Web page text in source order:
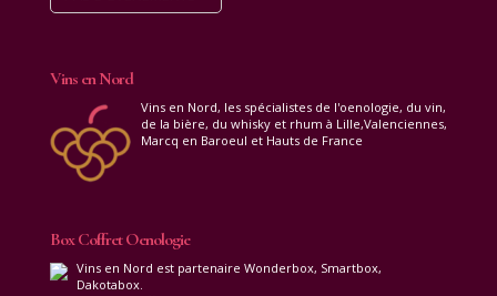
Vins en Nord
Vins en Nord, les spécialistes de l'oenologie, du vin,
de la bière, du whisky et rhum à Lille,Valenciennes,
Marcq en Baroeul et Hauts de France
Box Coffret Oenologie
Vins en Nord est partenaire Wonderbox, Smartbox,
Dakotabox.